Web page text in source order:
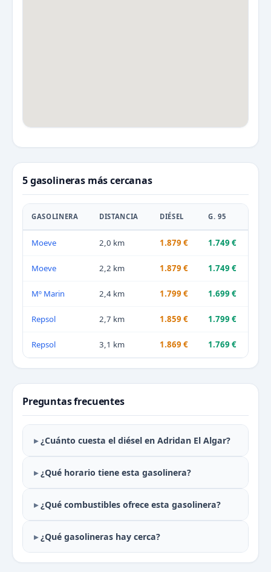
5 gasolineras más cercanas
GASOLINERA DISTANCIA DIÉSEL G. 95
Moeve 2,0 km 1.879 € 1.749 €
Moeve 2,2 km 1.879 € 1.749 €
Mº Marin 2,4 km 1.799 € 1.699 €
Repsol 2,7 km 1.859 € 1.799 €
Repsol 3,1 km 1.869 € 1.769 €
Preguntas frecuentes
¿Cuánto cuesta el diésel en Adridan El Algar?
¿Qué horario tiene esta gasolinera?
¿Qué combustibles ofrece esta gasolinera?
¿Qué gasolineras hay cerca?